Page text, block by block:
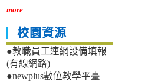
more
校園資源
●教職員工連網設備填報
(有線網路)
●newplus數位教學平臺